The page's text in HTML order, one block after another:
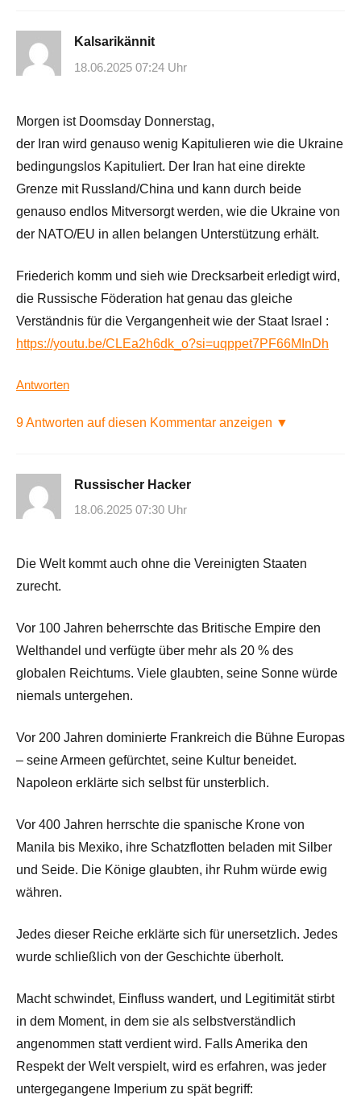
Kalsarikännit
18.06.2025 07:24 Uhr
Morgen ist Doomsday Donnerstag,
der Iran wird genauso wenig Kapitulieren wie die Ukraine
bedingungslos Kapituliert. Der Iran hat eine direkte
Grenze mit Russland/China und kann durch beide
genauso endlos Mitversorgt werden, wie die Ukraine von
der NATO/EU in allen belangen Unterstützung erhält.
Friederich komm und sieh wie Drecksarbeit erledigt wird,
die Russische Föderation hat genau das gleiche
Verständnis für die Vergangenheit wie der Staat Israel :
https://youtu.be/CLEa2h6dk_o?si=uqppet7PF66MInDh
Antworten
9 Antworten auf diesen Kommentar anzeigen ▼
Russischer Hacker
18.06.2025 07:30 Uhr
Die Welt kommt auch ohne die Vereinigten Staaten
zurecht.
Vor 100 Jahren beherrschte das Britische Empire den
Welthandel und verfügte über mehr als 20 % des
globalen Reichtums. Viele glaubten, seine Sonne würde
niemals untergehen.
Vor 200 Jahren dominierte Frankreich die Bühne Europas
– seine Armeen gefürchtet, seine Kultur beneidet.
Napoleon erklärte sich selbst für unsterblich.
Vor 400 Jahren herrschte die spanische Krone von
Manila bis Mexiko, ihre Schatzflotten beladen mit Silber
und Seide. Die Könige glaubten, ihr Ruhm würde ewig
währen.
Jedes dieser Reiche erklärte sich für unersetzlich. Jedes
wurde schließlich von der Geschichte überholt.
Macht schwindet, Einfluss wandert, und Legitimität stirbt
in dem Moment, in dem sie als selbstverständlich
angenommen statt verdient wird. Falls Amerika den
Respekt der Welt verspielt, wird es erfahren, was jeder
untergegangene Imperium zu spät begriff: